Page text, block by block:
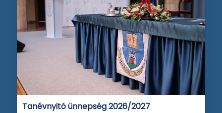
Tanévnyitó ünnepség 2026/2027